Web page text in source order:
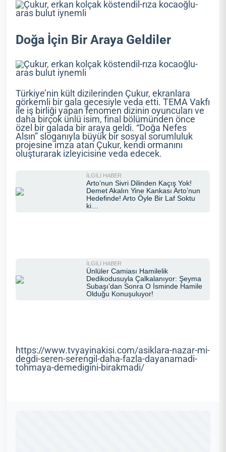
Doğa İçin Bir Araya Geldiler
Türkiye’nin kült dizilerinden Çukur, ekranlara
görkemli bir gala gecesiyle veda etti. TEMA Vakfı
ile iş birliği yapan fenomen dizinin oyuncuları ve
daha birçok ünlü isim, final bölümünden önce
özel bir galada bir araya geldi. “Doğa Nefes
Alsın” sloganıyla büyük bir sosyal sorumluluk
projesine imza atan Çukur, kendi ormanını
oluşturarak izleyicisine veda edecek.
https://www.tvyayinakisi.com/asiklara-nazar-mi-
degdi-seren-serengil-daha-fazla-dayanamadi-
tohmaya-demedigini-birakmadi/